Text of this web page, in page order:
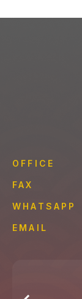
OFFICE
FAX
WHATSAPP
EMAIL